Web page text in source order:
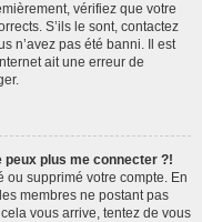
vérifiez que votre
S’ils le sont, contactez
n’avez pas été banni. Il est
ait une erreur de
plus me connecter ?!
ou supprimé votre compte. En
membres ne postant pas
vous arrive, tentez de vous